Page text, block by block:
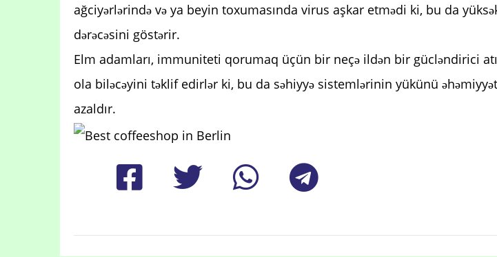
ağciyərlərində və ya beyin toxumasında virus aşkar etmədi ki, bu da
dərəcəsini göstərir.
Elm adamları, immuniteti qorumaq üçün bir neçə ildən bir gücləndirici
ola biləcəyini təklif edirlər ki, bu da səhiyyə sistemlərinin yükünü
azaldır.